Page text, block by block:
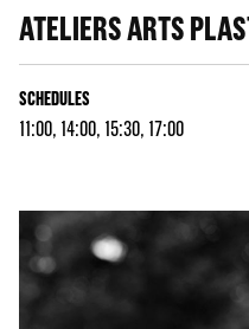
ATELIERS ARTS
SCHEDULES
11:00, 14:00, 15:30, 17:00